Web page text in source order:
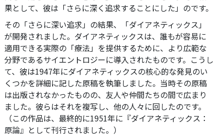
果として、彼は「さらに深く追求することにした」のです。
その「さらに深い追求」の結果、「ダイアネティックス」
が開発されました。ダイアネティックスは、誰もが容易に
適用できる実際の「療法」を提供するために、より広範な
分野であるサイエントロジーに導入されたものです。 こうし
て、彼は1947年にダイアネティックスの核心的な発見のい
くつかを詳細に記した原稿を執筆しました。当時その原稿
は出版されなかったものの、友人や仲間たちの間で広まり
ました。彼らはそれを複写し、他の人々に回したのです。
（この作品は、最終的に1951年に『ダイアネティックス：
原論』として刊行されました。）